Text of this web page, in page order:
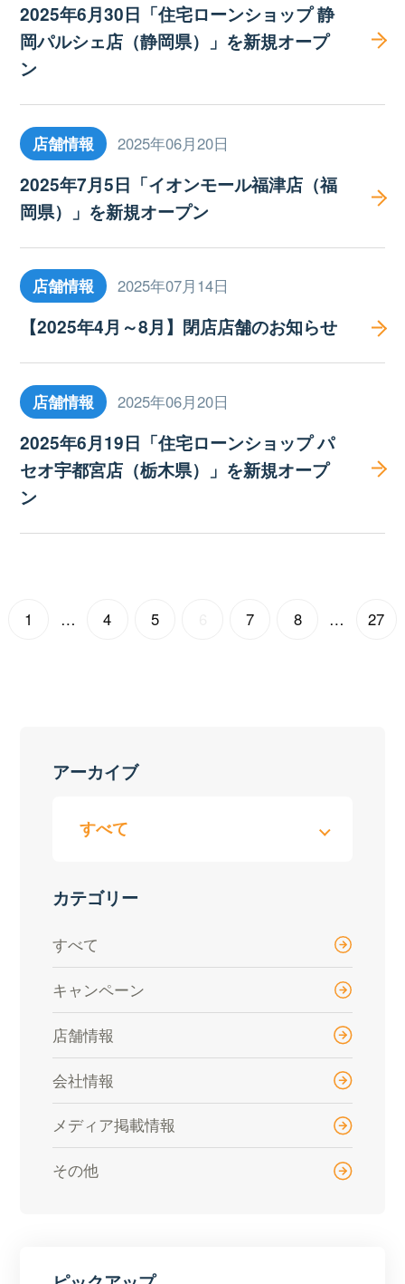
2025年6月30日「住宅ローンショップ 静
岡パルシェ店（静岡県）」を新規オープ
ン
店舗情報 2025年06月20日
2025年7月5日「イオンモール福津店（福
岡県）」を新規オープン
店舗情報 2025年07月14日
【2025年4月～8月】閉店店舗のお知らせ
店舗情報 2025年06月20日
2025年6月19日「住宅ローンショップ パ
セオ宇都宮店（栃木県）」を新規オープ
ン
1 … 4 5 7 8 … 27
アーカイブ
カテゴリー
すべて
キャンペーン
店舗情報
会社情報
メディア掲載情報
その他